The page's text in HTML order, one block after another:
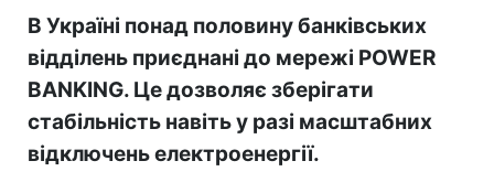
В Україні понад половину банківських
відділень приєднані до мережі POWER
BANKING. Це дозволяє зберігати
стабільність навіть у разі масштабних
відключень електроенергії.